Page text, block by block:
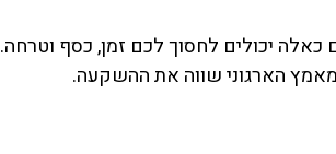
יכולים לחסוך לכם זמן, כסף וטרחה.
הארגוני שווה את ההשקעה.